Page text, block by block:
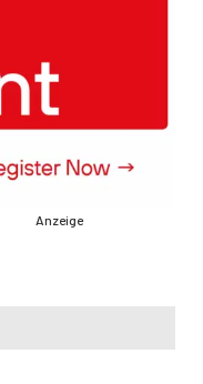
Anzeige